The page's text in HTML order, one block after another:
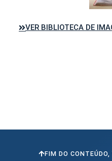
VER BIBLIOTECA DE
FIM DO